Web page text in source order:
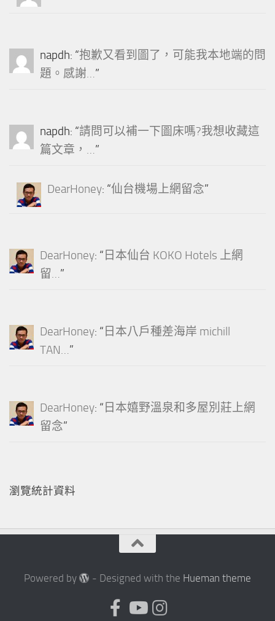
napdh: “抱歉又看到圖了，可能我本地端的問
題。感謝…”
napdh: “請問可以補一下圖床嗎?我想收藏這
篇文章，…”
DearHoney: “仙台機場上網留念”
DearHoney: “ 日本仙台 KOKO Hotels 上網
留…”
DearHoney: “ 日本八戶種差海岸 michill
TAN…”
DearHoney: “ 日本嬉野溫泉和多屋別莊上網
留念”
瀏覽統計資料
Powered by - Designed with the Hueman theme